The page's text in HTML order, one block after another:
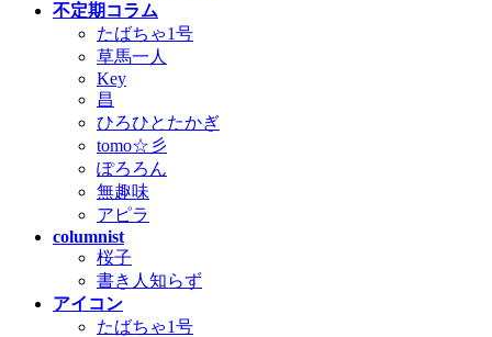
不定期コラム
たばちゃ1号
草馬一人
Key
昌
ひろひとたかぎ
tomo☆彡
ぽろろん
無趣味
アピラ
columnist
桜子
書き人知らず
アイコン
たばちゃ1号